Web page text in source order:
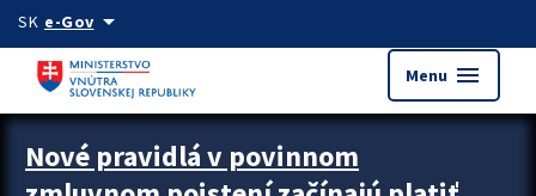
Preskocit na hlavný obsah
SK e-Govarrow_drop_down
Menu menu
Zastavit automatický posun upútavok
Nové pravidlá v povinnom